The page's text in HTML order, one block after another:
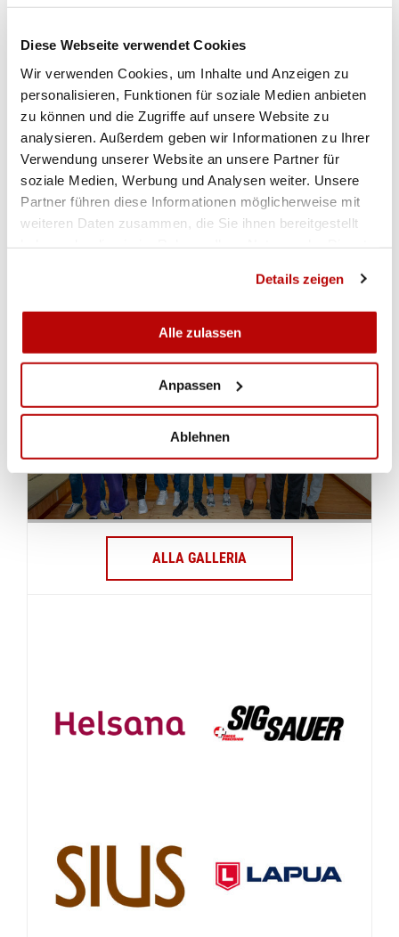
Diese Webseite verwendet Cookies
Wir verwenden Cookies, um Inhalte und Anzeigen zu
personalisieren, Funktionen für soziale Medien anbieten
zu können und die Zugriffe auf unsere Website zu
analysieren. Außerdem geben wir Informationen zu Ihrer
Verwendung unserer Website an unsere Partner für
soziale Medien, Werbung und Analysen weiter. Unsere
Partner führen diese Informationen möglicherweise mit
weiteren Daten zusammen, die Sie ihnen bereitgestellt
Details zeigen
Alle zulassen
Anpassen
Ablehnen
Elite Final
Elite Qualifikation
Junioren U21 Final
ALLA GALLERIA